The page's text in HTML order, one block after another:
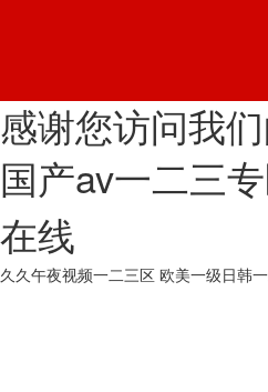
感谢您访问我
国产av一二三
在线
久久午夜视频一二三区 欧美一级日韩